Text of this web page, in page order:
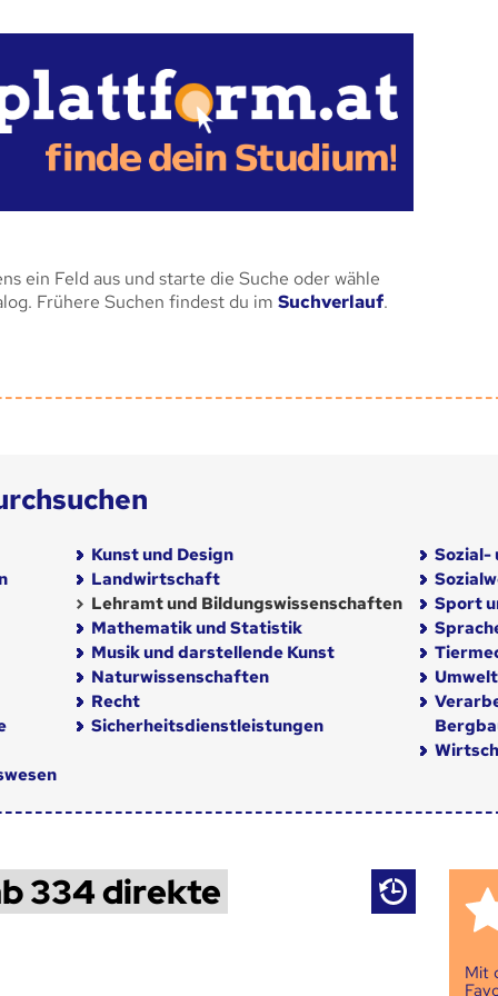
ein Feld aus und starte die Suche oder wähle
Frühere Suchen findest du im Suchverlauf.
Kunst und Design
Landwirtschaft
Lehramt und Bildungswissenschaften
Mathematik und Statistik
Musik und darstellende Kunst
Naturwissenschaften
Recht
Sicherheitsdienstleistungen
Sozial-
Sport
334 direkte
Mit